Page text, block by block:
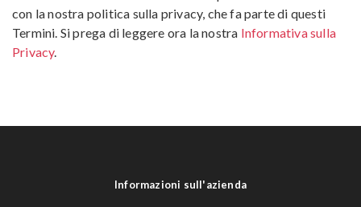
con la nostra politica sulla privacy, che fa parte di questi
Termini. Si prega di leggere ora la nostra Informativa sulla
Privacy.
Informazioni sull'azienda